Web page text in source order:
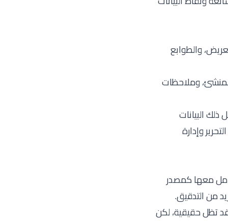
والطوابع
وملاحظات
البيانات
وإدارة
معها كمصدر
من التدقيق.
تظل حقيقية، لكن